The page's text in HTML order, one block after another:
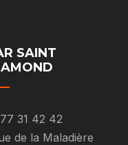
SAINT
31 42 42
de la Maladière